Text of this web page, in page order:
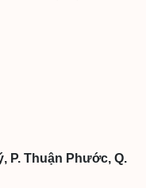
P. Thuận Phước, Q.